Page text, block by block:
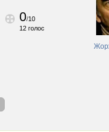
0/10
12 голос